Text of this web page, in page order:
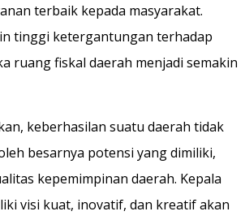
terbaik kepada masyarakat.
tinggi ketergantungan terhadap
ruang fiskal daerah menjadi semakin
keberhasilan suatu daerah tidak
besarnya potensi yang dimiliki,
kepemimpinan daerah. Kepala
visi kuat, inovatif, dan kreatif akan